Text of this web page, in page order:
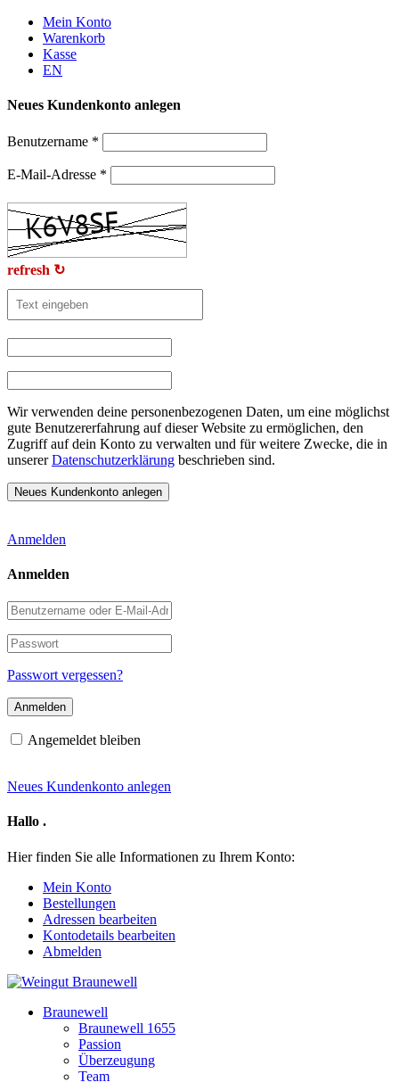
Weiter
zum
Inhalt
Mein Konto
Warenkorb
Kasse
EN
Neues Kundenkonto anlegen
Benutzername *
E-Mail-Adresse *
refresh ↻
Wir verwenden deine personenbezogenen Daten, um eine möglichst
gute Benutzererfahrung auf dieser Website zu ermöglichen, den
Zugriff auf dein Konto zu verwalten und für weitere Zwecke, die in
unsererDatenschutzerklärung beschrieben sind.
Anmelden
Anmelden
Benutzername
oder
E-
Mail-
Adresse
Passwort
Passwort vergessen?
Angemeldet bleiben
Neues Kundenkonto anlegen
Hallo .
Hier finden Sie alle Informationen zu Ihrem Konto:
Mein Konto
Bestellungen
Adressen bearbeiten
Kontodetails bearbeiten
Abmelden
Braunewell
Braunewell 1655
Passion
Überzeugung
Team